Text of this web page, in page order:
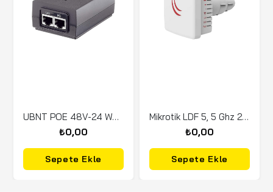
UBNT POE 48V-24 WATT Gigabit (POE-48-24W-G)
₺0,00
Sepete Ekle
Mikrotik LDF 5, 5 Ghz 24.5dBi , 2x2 Mimo 802.11an
₺0,00
Sepete Ekle